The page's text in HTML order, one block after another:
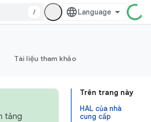
/
Tài liệu tham khảo
Trên trang này
HAL của nhà
cung cấp
tảng